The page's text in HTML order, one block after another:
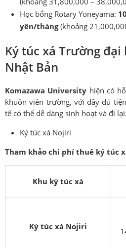
Học bổng Rotary Yoneyama:
yên/tháng(khoảng
Ký túc xá Trường đại
Nhật Bản
Komazawa University hiện có
khuôn viên trường, với đầy đủ
tế có thể dễ dàng sinh hoạt và đi lại:
Ký túc xá Nojiri
Tham khảo chi phí thuê ký túc
Khu ký túc xá
Ký túc xá Nojiri